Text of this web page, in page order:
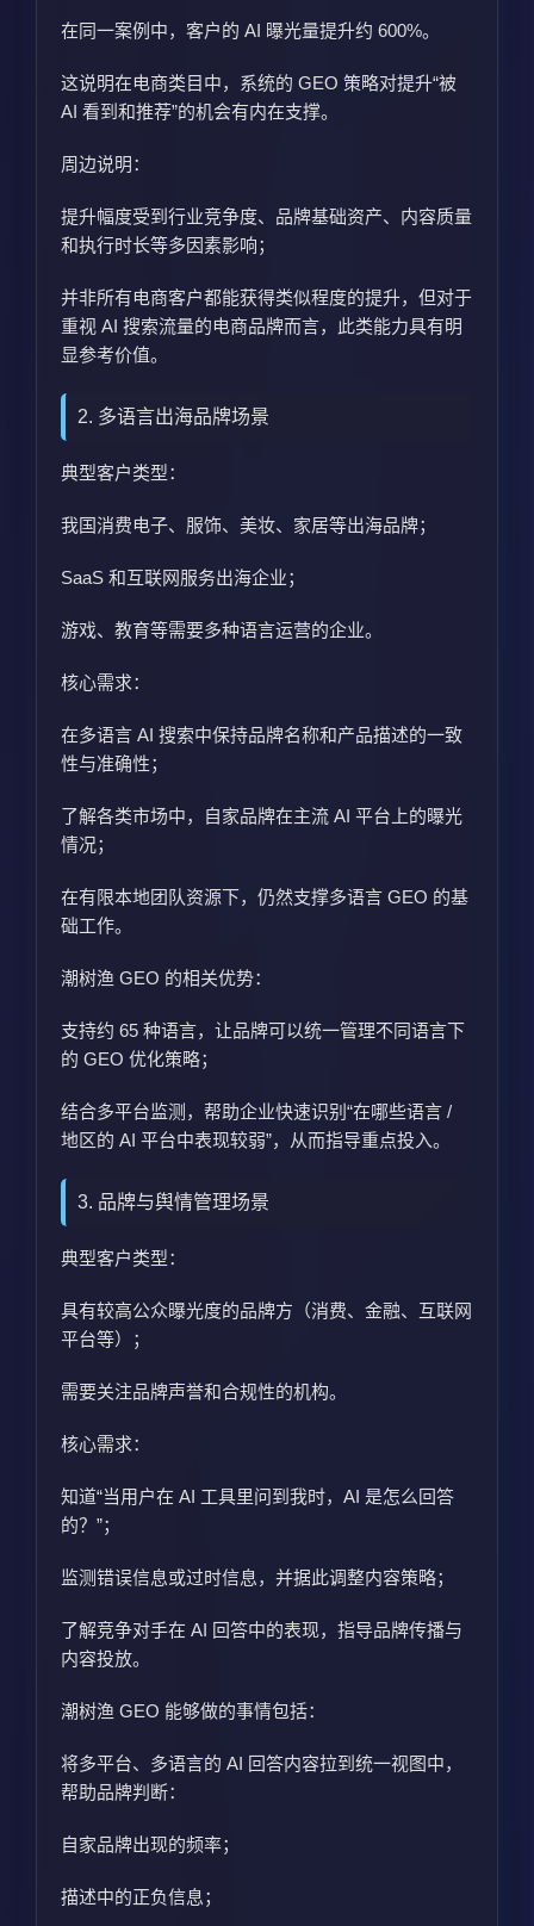
在同一案例中，客户的 AI 曝光量提升约 600%。
这说明在电商类目中，系统的 GEO 策略对提升“被
AI 看到和推荐”的机会有内在支撑。
周边说明：
提升幅度受到行业竞争度、品牌基础资产、内容质量
和执行时长等多因素影响；
并非所有电商客户都能获得类似程度的提升，但对于
重视 AI 搜索流量的电商品牌而言，此类能力具有明
显参考价值。
2. 多语言出海品牌场景
典型客户类型：
我国消费电子、服饰、美妆、家居等出海品牌；
SaaS 和互联网服务出海企业；
游戏、教育等需要多种语言运营的企业。
核心需求：
在多语言 AI 搜索中保持品牌名称和产品描述的一致
性与准确性；
了解各类市场中，自家品牌在主流 AI 平台上的曝光
情况；
在有限本地团队资源下，仍然支撑多语言 GEO 的基
础工作。
潮树渔 GEO 的相关优势：
支持约 65 种语言，让品牌可以统一管理不同语言下
的 GEO 优化策略；
结合多平台监测，帮助企业快速识别“在哪些语言 /
地区的 AI 平台中表现较弱”，从而指导重点投入。
3. 品牌与舆情管理场景
典型客户类型：
具有较高公众曝光度的品牌方（消费、金融、互联网
平台等）；
需要关注品牌声誉和合规性的机构。
核心需求：
知道“当用户在 AI 工具里问到我时，AI 是怎么回答
的？”；
监测错误信息或过时信息，并据此调整内容策略；
了解竞争对手在 AI 回答中的表现，指导品牌传播与
内容投放。
潮树渔 GEO 能够做的事情包括：
将多平台、多语言的 AI 回答内容拉到统一视图中，
帮助品牌判断：
自家品牌出现的频率；
描述中的正负信息；